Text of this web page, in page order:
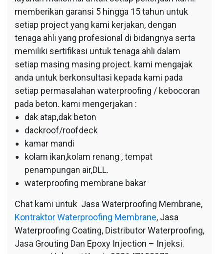
memberikan garansi 5 hingga 15 tahun untuk
setiap project yang kami kerjakan, dengan
tenaga ahli yang profesional di bidangnya serta
memiliki sertifikasi untuk tenaga ahli dalam
setiap masing masing project. kami mengajak
anda untuk berkonsultasi kepada kami pada
setiap permasalahan waterproofing / kebocoran
pada beton. kami mengerjakan :
dak atap,dak beton
dackroof/roofdeck
kamar mandi
kolam ikan,kolam renang , tempat
penampungan air,DLL.
waterproofing membrane bakar
Chat kami untuk Jasa Waterproofing Membrane,
Kontraktor Waterproofing Membrane, Jasa
Waterproofing Coating, Distributor Waterproofing,
Jasa Grouting Dan Epoxy Injection – Injeksi.